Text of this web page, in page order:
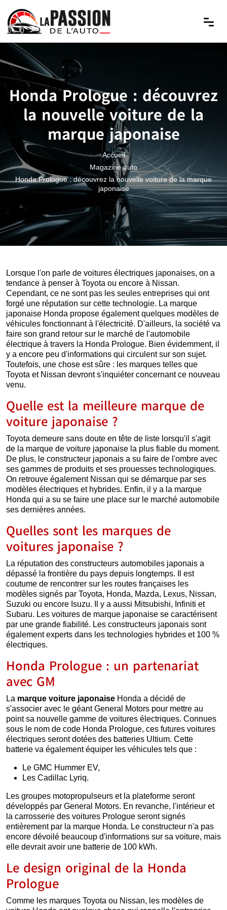
Honda Prologue : découvrez
la nouvelle voiture de la
marque japonaise
Accueil
Magazine auto
Honda Prologue : découvrez la nouvelle voiture de la marque
japonaise
Lorsque l'on parle de voitures électriques japonaises, on a
tendance à penser à Toyota ou encore à Nissan.
Cependant, ce ne sont pas les seules entreprises qui ont
forgé une réputation sur cette technologie. La marque
japonaise Honda propose également quelques modèles de
véhicules fonctionnant à l'électricité. D'ailleurs, la société va
faire son grand retour sur le marché de l'automobile
électrique à travers la Honda Prologue. Bien évidemment, il
y a encore peu d'informations qui circulent sur son sujet.
Toutefois, une chose est sûre : les marques telles que
Toyota et Nissan devront s'inquiéter concernant ce nouveau
venu.
Quelle est la meilleure marque de
voiture japonaise ?
Toyota demeure sans doute en tête de liste lorsqu'il s'agit
de la marque de voiture japonaise la plus fiable du moment.
De plus, le constructeur japonais a su faire de l'ombre avec
ses gammes de produits et ses prouesses technologiques.
On retrouve également Nissan qui se démarque par ses
modèles électriques et hybrides. Enfin, il y a la marque
Honda qui a su se faire une place sur le marché automobile
ses dernières années.
Quelles sont les marques de
voitures japonaise ?
La réputation des constructeurs automobiles japonais a
dépassé la frontière du pays depuis longtemps. Il est
coutume de rencontrer sur les routes françaises les
modèles signés par Toyota, Honda, Mazda, Lexus, Nissan,
Suzuki ou encore Isuzu. Il y a aussi Mitsubishi, Infiniti et
Subaru. Les voitures de marque japonaise se caractérisent
par une grande fiabilité. Les constructeurs japonais sont
également experts dans les technologies hybrides et 100 %
électriques.
Honda Prologue : un partenariat
avec GM
La marque voiture japonaise Honda a décidé de
s'associer avec le géant General Motors pour mettre au
point sa nouvelle gamme de voitures électriques. Connues
sous le nom de code Honda Prologue, ces futures voitures
électriques seront dotées des batteries Ultium. Cette
batterie va également équiper les véhicules tels que :
Le GMC Hummer EV,
Les Cadillac Lyriq.
Les groupes motopropulseurs et la plateforme seront
développés par General Motors. En revanche, l'intérieur et
la carrosserie des voitures Prologue seront signés
entièrement par la marque Honda. Le constructeur n'a pas
encore dévoilé beaucoup d'informations sur sa voiture, mais
elle devrait avoir une batterie de 100 kWh.
Le design original de la Honda
Prologue
Comme les marques Toyota ou Nissan, les modèles de